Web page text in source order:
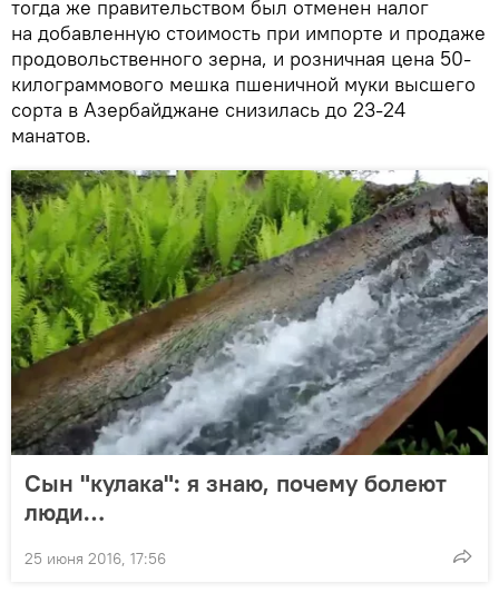
тогда же правительством был отменен налог
на добавленную стоимость при импорте и продаже
продовольственного зерна, и розничная цена 50-
килограммового мешка пшеничной муки высшего
сорта в Азербайджане снизилась до 23-24
манатов.
Сын "кулака": я знаю, почему болеют
люди…
25 июня 2016, 17:56